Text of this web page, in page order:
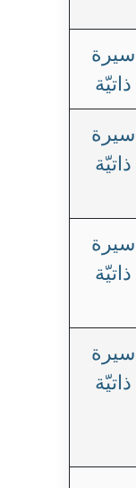
سيرة
ذاتيّة
سيرة
ذاتيّة
سيرة
ذاتيّة
سيرة
ذاتيّة